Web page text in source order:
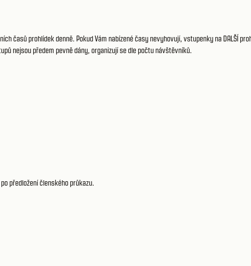
časů prohlídek denně. Pokud Vám nabízené časy nevyhovují, vstupenky na DALŠÍ
nejsou předem pevně dány, organizují se dle počtu návštěvníků.
předložení členského průkazu.